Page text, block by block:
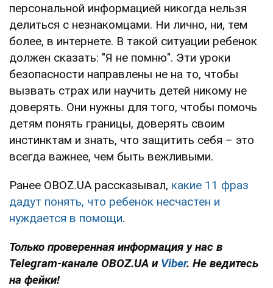
персональной информацией никогда нельзя
делиться с незнакомцами. Ни лично, ни, тем
более, в интернете. В такой ситуации ребенок
должен сказать: "Я не помню". Эти уроки
безопасности направлены не на то, чтобы
вызвать страх или научить детей никому не
доверять. Они нужны для того, чтобы помочь
детям понять границы, доверять своим
инстинктам и знать, что защитить себя – это
всегда важнее, чем быть вежливыми.
Ранее OBOZ.UA рассказывал, какие 11 фраз
дадут понять, что ребенок несчастен и
нуждается в помощи.
Только проверенная информация у нас в
Telegram-канале OBOZ.UA и Viber. Не ведитесь
на фейки!